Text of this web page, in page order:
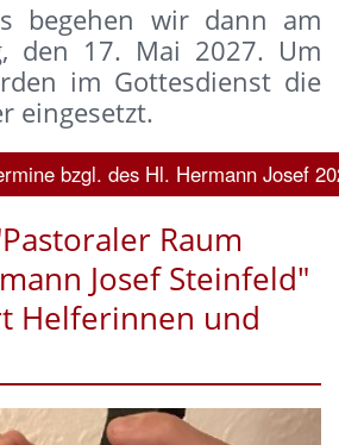
begehen wir dann am
den 17. Mai 2027. Um
im Gottesdienst die
eingesetzt.
bzgl. des Hl. Hermann Josef
Raum
Josef Steinfeld"
Helferinnen und